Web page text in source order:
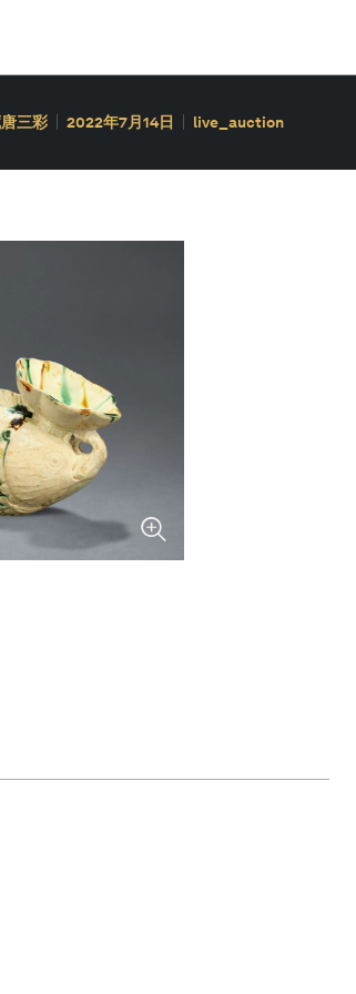
三彩 2022年7月14日 live_auction